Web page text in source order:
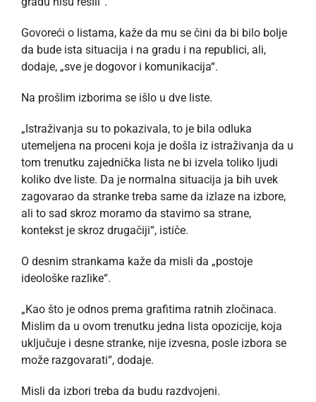
Govoreći o listama, kaže da mu se čini da bi bilo bolje
da bude ista situacija i na gradu i na republici, ali,
dodaje, „sve je dogovor i komunikacija“.
Na prošlim izborima se išlo u dve liste.
„Istraživanja su to pokazivala, to je bila odluka
utemeljena na proceni koja je došla iz istraživanja da u
tom trenutku zajednička lista ne bi izvela toliko ljudi
koliko dve liste. Da je normalna situacija ja bih uvek
zagovarao da stranke treba same da izlaze na izbore,
ali to sad skroz moramo da stavimo sa strane,
kontekst je skroz drugačiji“, ističe.
O desnim strankama kaže da misli da „postoje
ideološke razlike“.
„Kao što je odnos prema grafitima ratnih zločinaca.
Mislim da u ovom trenutku jedna lista opozicije, koja
uključuje i desne stranke, nije izvesna, posle izbora se
može razgovarati“, dodaje.
Misli da izbori treba da budu razdvojeni.